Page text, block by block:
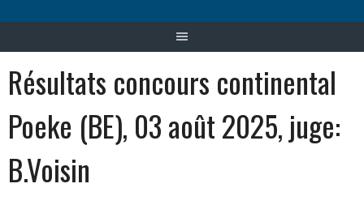
Résultats concours continental
Poeke (BE), 03 août 2025, juge:
B.Voisin